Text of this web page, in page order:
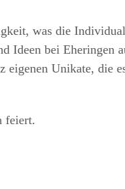
was die
Ideen bei Eheringen
Unikate, die
feiert.